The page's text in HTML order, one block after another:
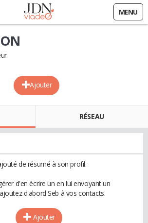
MENU
Ajouter
RÉSEAU
de résumé à son profil.
d'en écrire un en lui envoyant un
d'abord Seb à vos contacts.
Ajouter